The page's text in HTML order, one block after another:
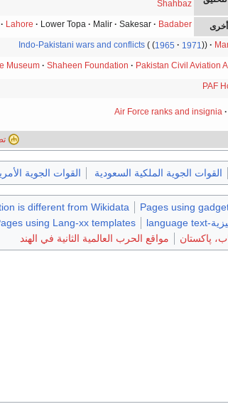
Shahbaz
Lahore Lower Topa Malir Sakesar Badaber
Indo-Pakistani wars and conflicts 1965 1971
Museum Shaheen Foundation Pakistan Civil Aviation
PAF
Air Force ranks and insignia
القوات الجوية الملكية السعودية القوات الجوية
Pages using
is different from Wikidata
using Lang-xx templates
پاكستان
مواقع الحرب العالمية الثانية في الهند